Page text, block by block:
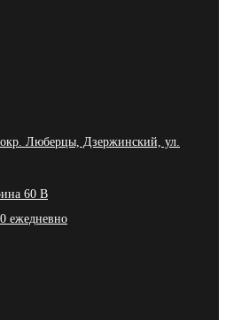
окр. Люберцы, Дзержинский, ул.
60 В
ежедневно